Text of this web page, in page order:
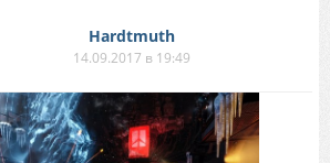
Hardtmuth
14.09.2017 в 19:49